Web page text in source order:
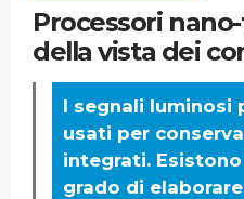
Processori
della vista dei
I segnali luminosi
usati per
integrati.
grado di